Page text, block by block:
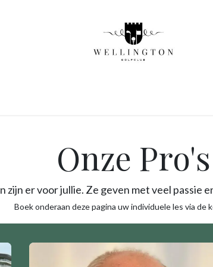
Onze Pro's
er voor jullie. Ze geven met veel passie
Boek onderaan deze pagina uw individuele les via de